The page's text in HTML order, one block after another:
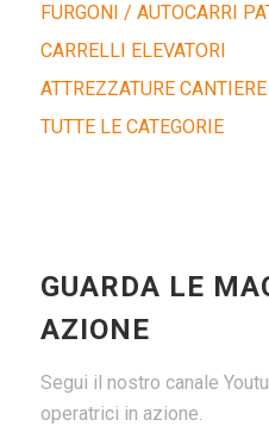
FURGONI / AUTOCARRI
CARRELLI ELEVATORI
ATTREZZATURE CANTIERE
TUTTE LE CATEGORIE
GUARDA LE
AZIONE
Segui il nostro canale
operatrici in azione.